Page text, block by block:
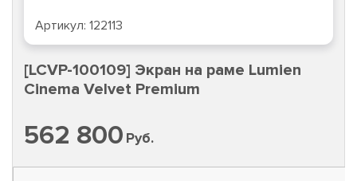
Артикул: 122113
[LCVP-100109] Экран на раме Lumien
Cinema Velvet Premium
562 800 Руб.